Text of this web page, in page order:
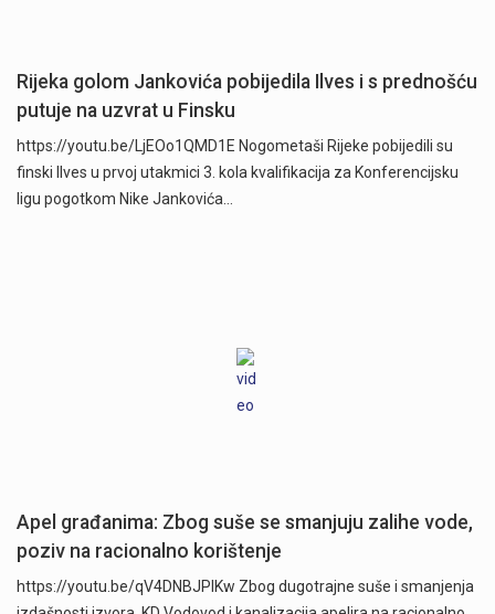
Rijeka golom Jankovića pobijedila Ilves i s prednošću
putuje na uzvrat u Finsku
https://youtu.be/LjEOo1QMD1E Nogometaši Rijeke pobijedili su
finski Ilves u prvoj utakmici 3. kola kvalifikacija za Konferencijsku
ligu pogotkom Nike Jankovića…
Apel građanima: Zbog suše se smanjuju zalihe vode,
poziv na racionalno korištenje
https://youtu.be/qV4DNBJPlKw Zbog dugotrajne suše i smanjenja